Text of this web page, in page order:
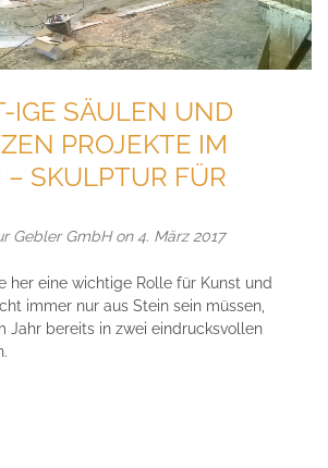
IGE SÄULEN UND
PROJEKTE IM
– SKULPTUR FÜR
Gebler GmbHon 4. März 2017
her eine wichtige Rolle für Kunst und
immer nur aus Stein sein müssen,
Jahr bereits in zwei eindrucksvollen